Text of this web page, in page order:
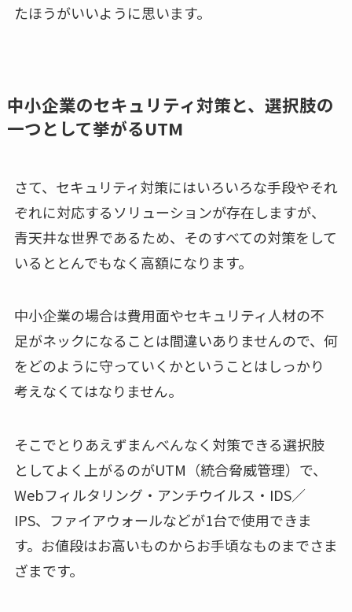
たほうがいいように思います。
中小企業のセキュリティ対策と、選択肢の
一つとして挙がるUTM
さて、セキュリティ対策にはいろいろな手段やそれ
ぞれに対応するソリューションが存在しますが、
青天井な世界であるため、そのすべての対策をして
いるととんでもなく高額になります。
中小企業の場合は費用面やセキュリティ人材の不
足がネックになることは間違いありませんので、何
をどのように守っていくかということはしっかり
考えなくてはなりません。
そこでとりあえずまんべんなく対策できる選択肢
としてよく上がるのがUTM（統合脅威管理）で、
Webフィルタリング・アンチウイルス・IDS／
IPS、ファイアウォールなどが1台で使用できま
す。お値段はお高いものからお手頃なものまでさま
ざまです。